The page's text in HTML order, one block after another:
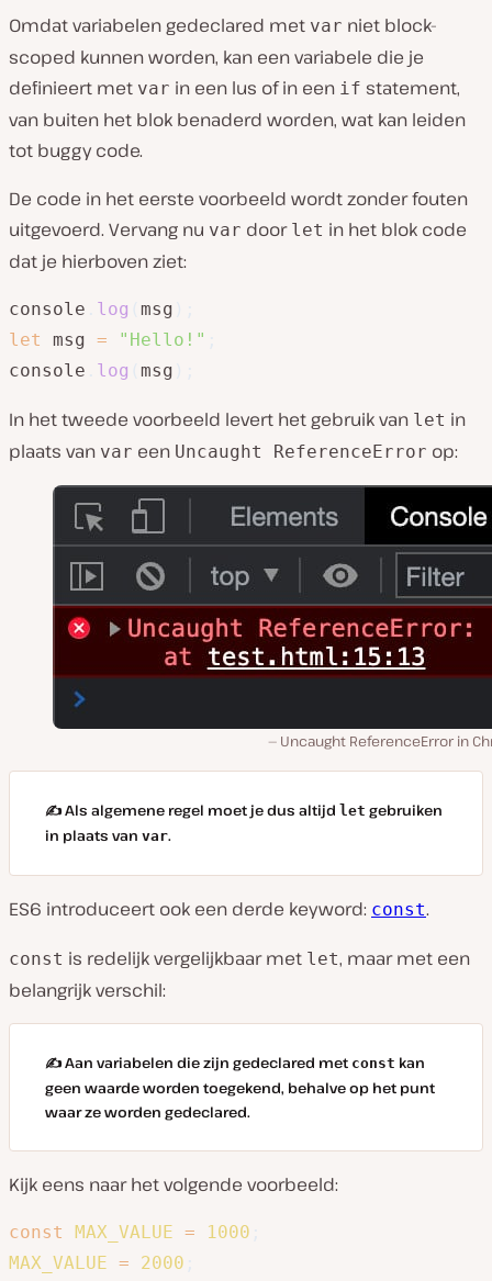
Omdat variabelen gedeclared met var niet block-
scoped kunnen worden, kan een variabele die je
definieert met var in een lus of in een if statement,
van buiten het blok benaderd worden, wat kan leiden
tot buggy code.
De code in het eerste voorbeeld wordt zonder fouten
uitgevoerd. Vervang nu var door let in het blok code
dat je hierboven ziet:
console log msg
let
msg = "Hello!"
console
log msg
In het tweede voorbeeld levert het gebruik van let in
plaats van var een Uncaught ReferenceError op:
Uncaught ReferenceError in
✍️ Als algemene regel moet je dus altijd let gebruiken
in plaats van var.
ES6 introduceert ook een derde keyword: const.
const is redelijk vergelijkbaar met let, maar met een
belangrijk verschil:
✍️ Aan variabelen die zijn gedeclared met const kan
geen waarde worden toegekend, behalve op het punt
waar ze worden gedeclared.
Kijk eens naar het volgende voorbeeld:
const MAX_VALUE = 1000
MAX_VALUE = 2000